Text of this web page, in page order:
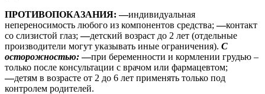
ПРОТИВОПОКАЗАНИЯ: ―индивидуальная
непереносимость любого из компонентов средства;―контакт
со слизистой глаз;―детский возраст до 2 лет (отдельные
производители могут указывать иные ограничения). С
осторожностью: ―при беременности и кормлении грудью –
только после консультации с врачом или фармацевтом;
―детям в возрасте от 2 до 6 лет применять только под
контролем родителей.